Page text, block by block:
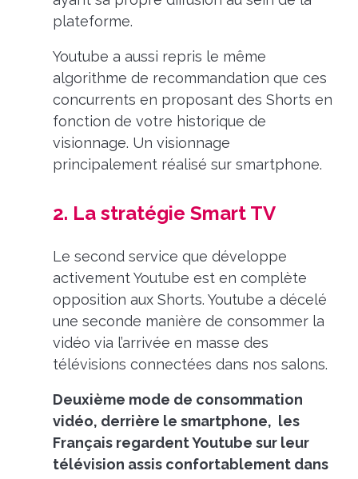
plateforme.
Youtube a aussi repris le même
algorithme de recommandation que ces
concurrents en proposant des Shorts en
fonction de votre historique de
visionnage. Un visionnage
principalement réalisé sur smartphone.
2. La stratégie Smart TV
Le second service que développe
activement Youtube est en complète
opposition aux Shorts. Youtube a décelé
une seconde manière de consommer la
vidéo via l’arrivée en masse des
télévisions connectées dans nos salons.
Deuxième mode de consommation
vidéo, derrière le smartphone, les
Français regardent Youtube sur leur
télévision assis confortablement dans